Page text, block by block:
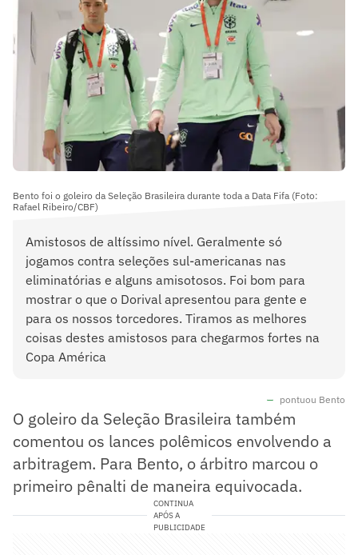
Bento foi o goleiro da Seleção Brasileira durante toda a Data Fifa (Foto:
Rafael Ribeiro/CBF)
Amistosos de altíssimo nível. Geralmente só
jogamos contra seleções sul-americanas nas
eliminatórias e alguns amisotosos. Foi bom para
mostrar o que o Dorival apresentou para gente e
para os nossos torcedores. Tiramos as melhores
coisas destes amistosos para chegarmos fortes na
Copa América
pontuou Bento
O goleiro da Seleção Brasileira também
comentou os lances polêmicos envolvendo a
arbitragem. Para Bento, o árbitro marcou o
primeiro pênalti de maneira equivocada.
CONTINUA
APÓS A
PUBLICIDADE